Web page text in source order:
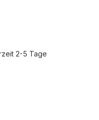
2-5 Tage